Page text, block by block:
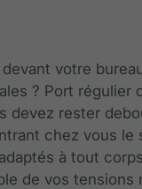
votre
? Port régulier
devez rester
chez vous le
à tout
de vos tensions